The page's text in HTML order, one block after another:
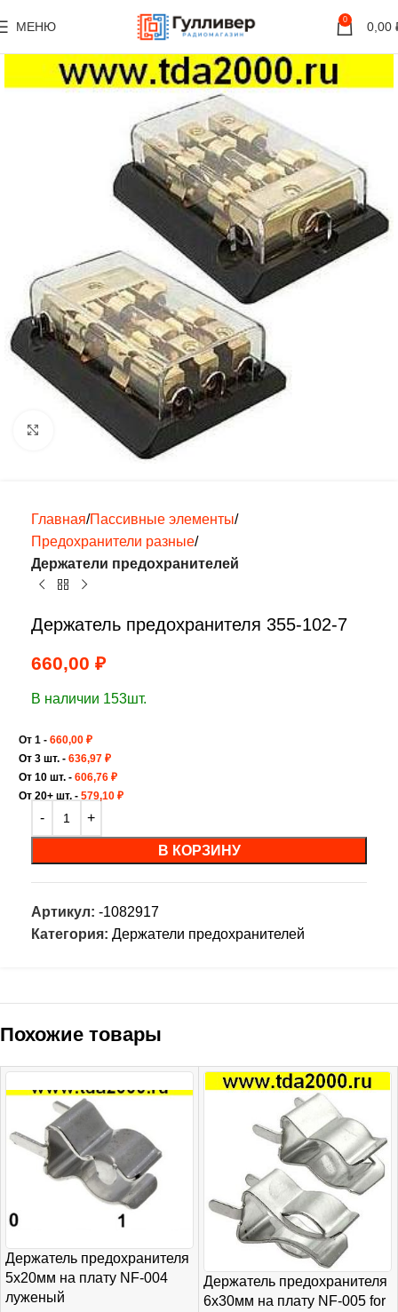
МЕНЮ 0 0,00
Нажмите, чтобы увеличить
Главная Пассивные элементы
Предохранители разные
Держатели предохранителей
Держатель предохранителя 355-102-7
660,00 ₽
В наличии 153шт.
От 1 - 660,00 ₽
От 3 шт. - 636,97 ₽
От 10 шт. - 606,76 ₽
От 20+ шт. - 579,10 ₽
В КОРЗИНУ
Артикул: -1082917
Категория: Держатели предохранителей
Похожие товары
Держатель предохранителя
5х20мм на плату NF-004
луженый
Держатель предохранителя
6х30мм на плату NF-005 for